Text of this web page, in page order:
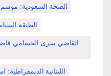
الصحة السعودية: موسم
الطبقة
القاضي سرى الحسامي
اللبنانية